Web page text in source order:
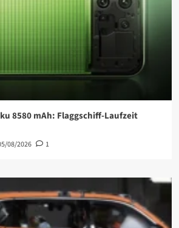
8580 mAh: Flaggschiff-Laufzeit
08/2026 1